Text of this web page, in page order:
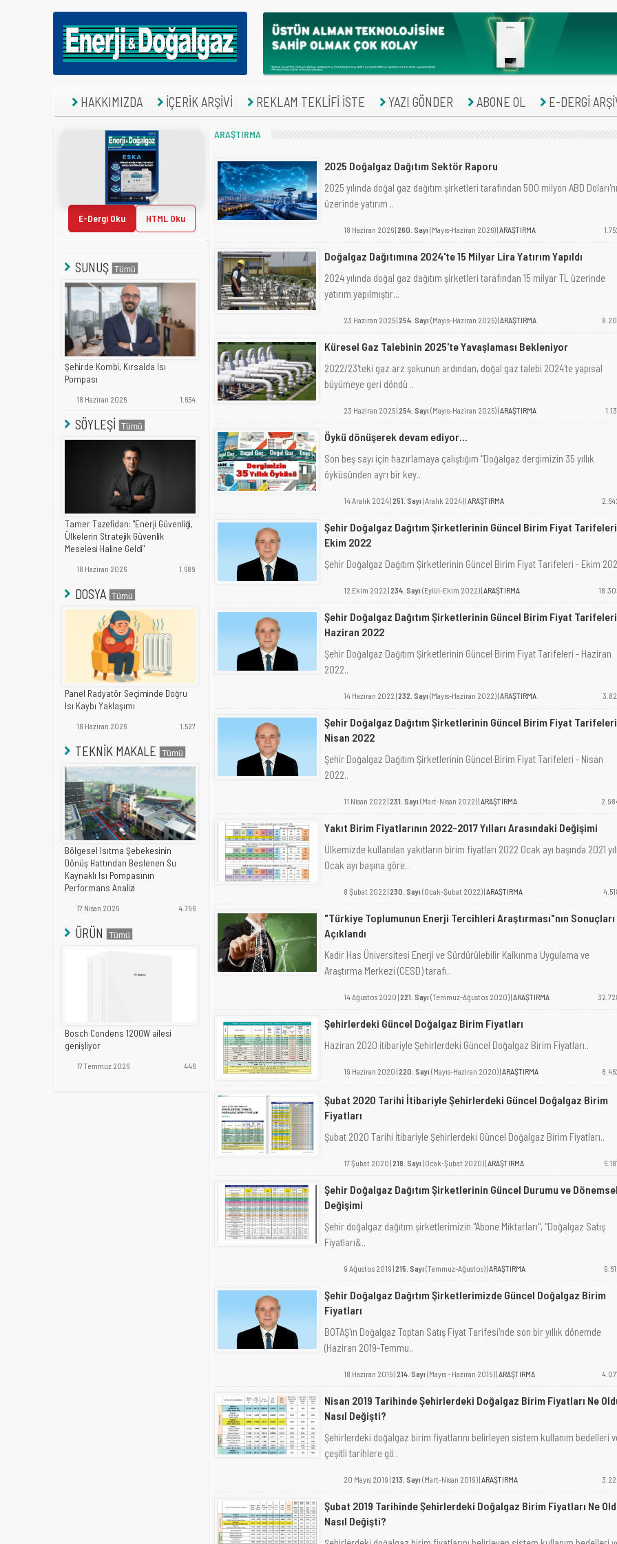
HAKKIMIZDA İÇERİK ARŞİVİ REKLAM TEKLİFİ İSTE YAZI GÖNDER ABONE OL E-DERGİ
E-Dergi Oku HTML Oku
SUNUŞ
Şehirde Kombi, Kırsalda Isı
Pompası
18 Haziran 2026 1.654
SÖYLEŞİ
Tamer Tazefidan: "Enerji Güvenliği,
Ülkelerin Stratejik Güvenlik
Meselesi Haline Geldi"
18 Haziran 2026 1.689
DOSYA
Panel Radyatör Seçiminde Doğru
Isı Kaybı Yaklaşımı
18 Haziran 2026 1.527
TEKNİK MAKALE
Bölgesel Isıtma Şebekesinin
Dönüş Hattından Beslenen Su
Kaynaklı Isı Pompasının
Performans Analizi
17 Nisan 2026 4.796
ÜRÜN
Bosch Condens 1200W ailesi
genişliyor
17 Temmuz 2026 446
ARAŞTIRMA
2025 Doğalgaz Dağıtım Sektör Raporu
2025 yılında doğal gaz dağıtım şirketleri tarafından 500 milyon ABD
üzerinde yatırım ..
18 Haziran 2026 |260. Sayı (Mayıs-Haziran 2026) |ARAŞTIRMA
Doğalgaz Dağıtımına 2024'te 15 Milyar Lira Yatırım Yapıldı
2024 yılında doğal gaz dağıtım şirketleri tarafından 15 milyar TL üzerinde
yatırım yapılmıştır...
23 Haziran 2025 |254. Sayı (Mayıs-Haziran 2025) |ARAŞTIRMA
Küresel Gaz Talebinin 2025'te Yavaşlaması Bekleniyor
2022/23'teki gaz arz şokunun ardından, doğal gaz talebi 2024'te yapısal
büyümeye geri döndü ..
23 Haziran 2025 |254. Sayı (Mayıs-Haziran 2025) |ARAŞTIRMA
Öykü dönüşerek devam ediyor...
Son beş sayı için hazırlamaya çalıştığım "Doğalgaz dergimizin 35 yıllık
öyküsünden ayrı bir key..
14 Aralık 2024 |251. Sayı (Aralık 2024) |ARAŞTIRMA
Şehir Doğalgaz Dağıtım Şirketlerinin Güncel Birim Fiyat
Ekim 2022
Şehir Doğalgaz Dağıtım Şirketlerinin Güncel Birim Fiyat Tarifeleri - Ekim
12 Ekim 2022 |234. Sayı (Eylül-Ekim 2022) |ARAŞTIRMA
Şehir Doğalgaz Dağıtım Şirketlerinin Güncel Birim Fiyat
Haziran 2022
Şehir Doğalgaz Dağıtım Şirketlerinin Güncel Birim Fiyat Tarifeleri - Haziran
2022..
14 Haziran 2022 |232. Sayı (Mayıs-Haziran 2022) |ARAŞTIRMA
Şehir Doğalgaz Dağıtım Şirketlerinin Güncel Birim Fiyat
Nisan 2022
Şehir Doğalgaz Dağıtım Şirketlerinin Güncel Birim Fiyat Tarifeleri - Nisan
2022..
11 Nisan 2022 |231. Sayı (Mart-Nisan 2022) |ARAŞTIRMA
Yakıt Birim Fiyatlarının 2022-2017 Yılları Arasındaki Değişimi
Ülkemizde kullanılan yakıtların birim fiyatları 2022 Ocak ayı başında 2021 yılı
Ocak ayı başına göre..
8 Şubat 2022 |230. Sayı (Ocak-Şubat 2022) |ARAŞTIRMA
"Türkiye Toplumunun Enerji Tercihleri Araştırması"nın Sonuçları
Açıklandı
Kadir Has Üniversitesi Enerji ve Sürdürülebilir Kalkınma Uygulama ve
Araştırma Merkezi (CESD) tarafı..
14 Ağustos 2020 |221. Sayı (Temmuz-Ağustos 2020) |ARAŞTIRMA
Şehirlerdeki Güncel Doğalgaz Birim Fiyatları
Haziran 2020 itibariyle Şehirlerdeki Güncel Doğalgaz Birim Fiyatları..
19 Haziran 2020 |220. Sayı (Mayıs-Haziran 2020) |ARAŞTIRMA
Şubat 2020 Tarihi İtibariyle Şehirlerdeki Güncel Doğalgaz Birim
Fiyatları
Şubat 2020 Tarihi İtibariyle Şehirlerdeki Güncel Doğalgaz Birim Fiyatları..
17 Şubat 2020 |218. Sayı (Ocak-Şubat 2020) |ARAŞTIRMA
Şehir Doğalgaz Dağıtım Şirketlerinin Güncel Durumu ve Dönemsel
Değişimi
Şehir doğalgaz dağıtım şirketlerimizin "Abone Miktarları", "Doğalgaz Satış
Fiyatları&..
9 Ağustos 2019 |215. Sayı (Temmuz-Ağustos) |ARAŞTIRMA
Şehir Doğalgaz Dağıtım Şirketlerimizde Güncel Doğalgaz Birim
Fiyatları
BOTAŞ'ın Doğalgaz Toptan Satış Fiyat Tarifesi'nde son bir yıllık dönemde
(Haziran 2019-Temmu..
18 Haziran 2019 |214. Sayı (Mayıs - Haziran 2019) |ARAŞTIRMA
Nisan 2019 Tarihinde Şehirlerdeki Doğalgaz Birim Fiyatları Ne
Nasıl Değişti?
Şehirlerdeki doğalgaz birim fiyatlarını belirleyen sistem kullanım bedelleri
çeşitli tarihlere gö..
20 Mayıs 2019 |213. Sayı (Mart-Nisan 2019) |ARAŞTIRMA
Şubat 2019 Tarihinde Şehirlerdeki Doğalgaz Birim Fiyatları Ne
Nasıl Değişti?